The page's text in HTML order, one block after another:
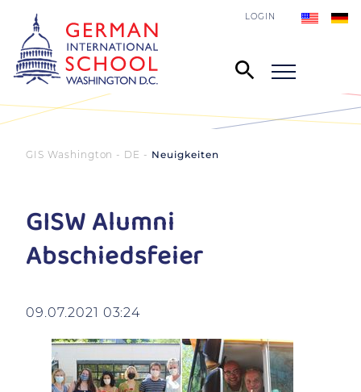
LOGIN
GIS Washington - DE Neuigkeiten
GISW Alumni
Abschiedsfeier
09.07.2021 03:24